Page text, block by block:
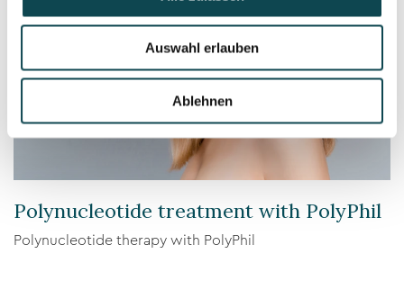
Auswahl erlauben
Ablehnen
Polynucleotide treatment with PolyPhil
Polynucleotide therapy with PolyPhil